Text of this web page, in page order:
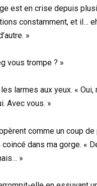
est en crise depuis
constamment, et il…
»
vous trompe ? »
larmes aux yeux. « Oui,
Avec vous. »
comme un coup
coincé dans ma gorge. «
»